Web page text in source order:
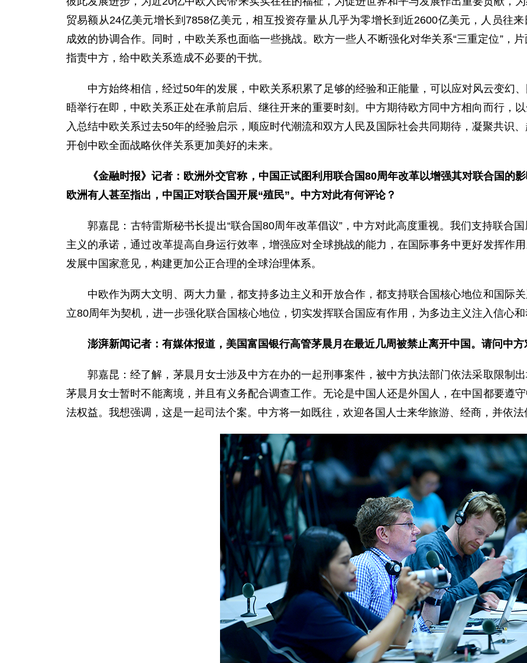
贸易额从24亿美元增长到7858亿美元，相互投资存量从几乎为零增长到近2600亿美元，人员往
成效的协调合作。同时，中欧关系也面临一些挑战。欧方一些人不断强化对华关系“三重定位”，
指责中方，给中欧关系造成不必要的干扰。
中方始终相信，经过50年的发展，中欧关系积累了足够的经验和正能量，可以应对风云变幻
晤举行在即，中欧关系正处在承前启后、继往开来的重要时刻。中方期待欧方同中方相向而行，
入总结中欧关系过去50年的经验启示，顺应时代潮流和双方人民及国际社会共同期待，凝聚共识
开创中欧全面战略伙伴关系更加美好的未来。
《金融时报》记者：欧洲外交官称，中国正试图利用联合国80周年改革以增强其对联合国的
欧洲有人甚至指出，中国正对联合国开展“殖民”。中方对此有何评论？
郭嘉昆： 古特雷斯秘书长提出“联合国80周年改革倡议”，中方对此高度重视。我们支持联合
主义的承诺，通过改革提高自身运行效率，增强应对全球挑战的能力，在国际事务中更好发挥作
发展中国家意见，构建更加公正合理的全球治理体系。
中欧作为两大文明、两大力量，都支持多边主义和开放合作，都支持联合国核心地位和国际
立80周年为契机，进一步强化联合国核心地位，切实发挥联合国应有作用，为多边主义注入信心和
澎湃新闻记者：有媒体报道，美国富国银行高管茅晨月在最近几周被禁止离开中国。请问中方
郭嘉昆：经了解，茅晨月女士涉及中方在办的一起刑事案件，被中方执法部门依法采取限制
茅晨月女士暂时不能离境，并且有义务配合调查工作。无论是中国人还是外国人，在中国都要遵
法权益。我想强调，这是一起司法个案。中方将一如既往，欢迎各国人士来华旅游、经商，并依法